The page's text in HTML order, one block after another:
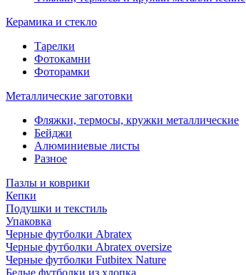
Керамика и стекло
Тарелки
Фотокамни
Фоторамки
Металлические заготовки
Фляжки, термосы, кружки металлические
Бейджи
Алюминиевые листы
Разное
Пазлы и коврики
Кепки
Подушки и текстиль
Упаковка
Черные футболки Abratex
Черные футболки Abratex oversize
Черные футболки Futbitex Nature
Белые футболки из хлопка